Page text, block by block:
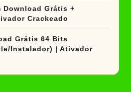
Download Grátis +
Crackeado
Grátis 64 Bits
Instalador) | Ativador